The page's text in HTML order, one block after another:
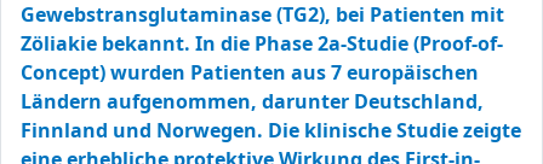
Gewebstransglutaminase (TG2), bei Patienten mit
Zöliakie bekannt. In die Phase 2a-Studie (Proof-of-
Concept) wurden Patienten aus 7 europäischen
Ländern aufgenommen, darunter Deutschland,
Finnland und Norwegen. Die klinische Studie zeigte